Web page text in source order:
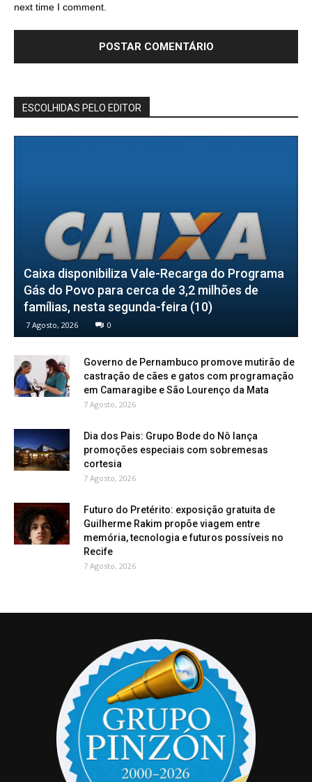
next time I comment.
ESCOLHIDAS PELO EDITOR
Caixa disponibiliza Vale-Recarga do Programa
Gás do Povo para cerca de 3,2 milhões de
famílias, nesta segunda-feira (10)
7 Agosto, 2026 0
Governo de Pernambuco promove mutirão de
castração de cães e gatos com programação
em Camaragibe e São Lourenço da Mata
7 Agosto, 2026
Dia dos Pais: Grupo Bode do Nô lança
promoções especiais com sobremesas
cortesia
7 Agosto, 2026
Futuro do Pretérito: exposição gratuita de
Guilherme Rakim propõe viagem entre
memória, tecnologia e futuros possíveis no
Recife
7 Agosto, 2026